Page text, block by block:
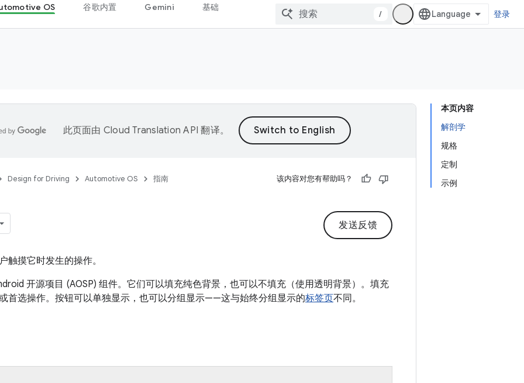
OS 谷歌内置 Gemini 基础
/ 登录
本页内容
解剖学
规格
定制
示例
此页面由 Cloud Translation API 翻译。
Design for Driving Automotive OS 指南 该内容对您有帮助吗？
发送反馈
触摸它时发生的操作。
开源项目 (AOSP) 组件。它们可以填充纯色背景，也可以不填充（使用透明背景）。填充
首选操作。按钮可以单独显示，也可以分组显示——这与始终分组显示的标签页不同。